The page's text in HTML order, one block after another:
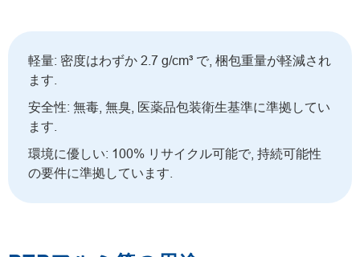
軽量: 密度はわずか 2.7 g/cm³ で, 梱包重量が軽減され
ます.
安全性: 無毒, 無臭, 医薬品包装衛生基準に準拠してい
ます.
環境に優しい: 100% リサイクル可能で, 持続可能性
の要件に準拠しています.